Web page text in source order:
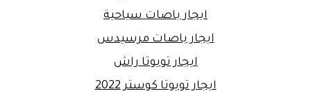
ايجار باصات سياحية
ايجار باصات مرسيدس
ايجار تويوتا راش
ايجار تويوتا كوستر 2022